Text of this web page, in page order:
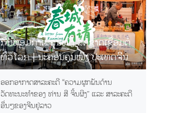
ກິ່ນຫອມກາເຟຄຸນໝິງ ລົດຊາດເຊື່ອມຕໍ່
ທົ່ວໂລກ | ນະຄອນຄຸນໝິງ ປະເທດຈີນ
ການເຊື້ອເຊີນທ່ານຊິມກາເຟຢຸນນານ
ອອກອາກາດສາລະຄະດີ “ຄວາມຜູກພັນດ້ານ
ວັດທະນະທຳຂອງ ທ່ານ ສີ ຈິ້ນຜິງ” ແລະ ສາລະຄະດີ
ອື່ນໆຂອງຈີນຢູ່ລາວ